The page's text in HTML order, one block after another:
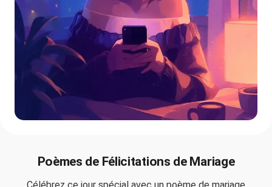
Poèmes de Félicitations de Mariage